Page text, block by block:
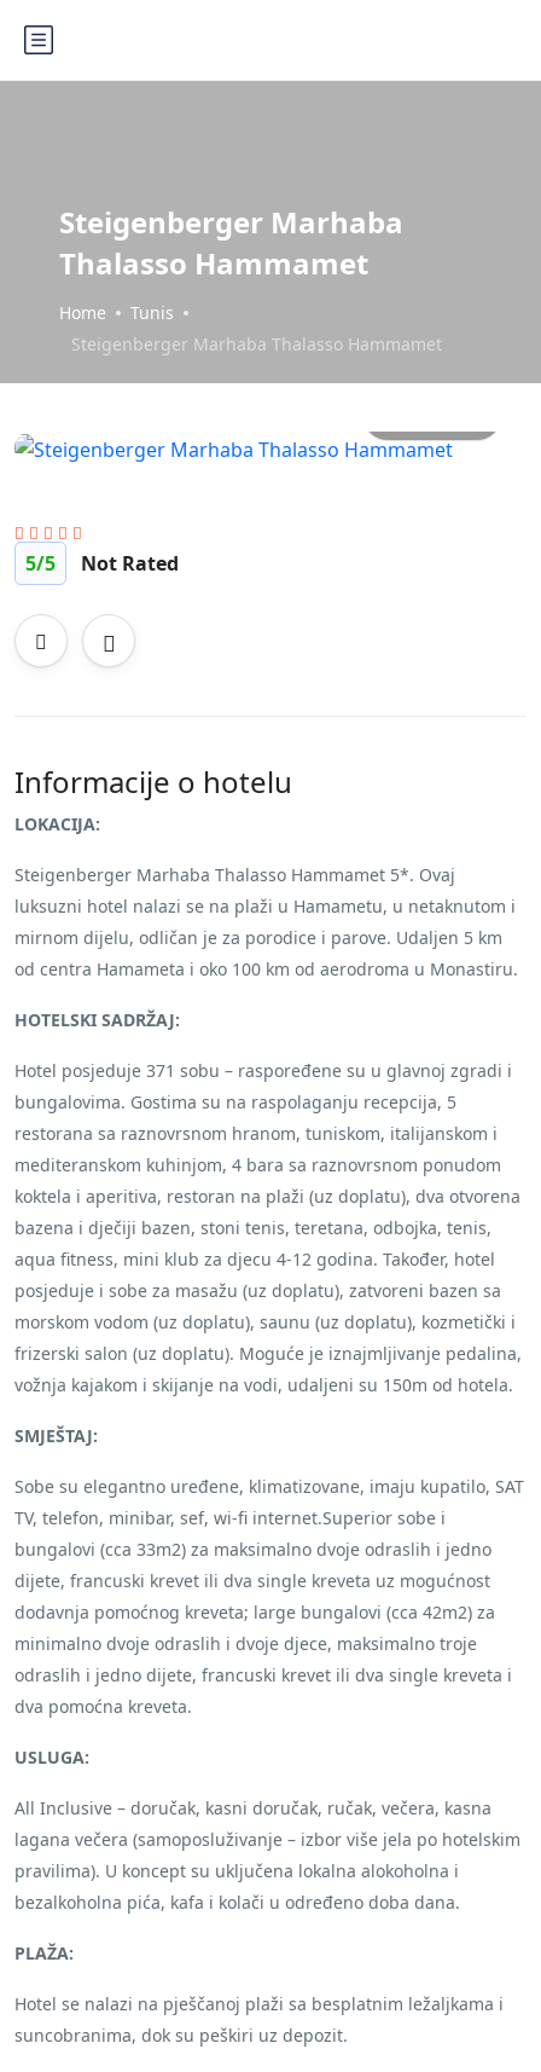
Steigenberger Marhaba
Thalasso Hammamet
Home
Tunis
Steigenberger Marhaba Thalasso Hammamet
5/5 Not Rated
Informacije o hotelu
LOKACIJA:
Steigenberger Marhaba Thalasso Hammamet 5*. Ovaj
luksuzni hotel nalazi se na plaži u Hamametu, u netaknutom i
mirnom dijelu, odličan je za porodice i parove. Udaljen 5 km
od centra Hamameta i oko 100 km od aerodroma u Monastiru.
HOTELSKI SADRŽAJ:
Hotel posjeduje 371 sobu – raspoređene su u glavnoj zgradi i
bungalovima. Gostima su na raspolaganju recepcija, 5
restorana sa raznovrsnom hranom, tuniskom, italijanskom i
mediteranskom kuhinjom, 4 bara sa raznovrsnom ponudom
koktela i aperitiva, restoran na plaži (uz doplatu), dva otvorena
bazena i dječiji bazen, stoni tenis, teretana, odbojka, tenis,
aqua fitness, mini klub za djecu 4-12 godina. Također, hotel
posjeduje i sobe za masažu (uz doplatu), zatvoreni bazen sa
morskom vodom (uz doplatu), saunu (uz doplatu), kozmetički i
frizerski salon (uz doplatu). Moguće je iznajmljivanje pedalina,
vožnja kajakom i skijanje na vodi, udaljeni su 150m od hotela.
SMJEŠTAJ:
Sobe su elegantno uređene, klimatizovane, imaju kupatilo, SAT
TV, telefon, minibar, sef, wi-fi internet.Superior sobe i
bungalovi (cca 33m2) za maksimalno dvoje odraslih i jedno
dijete, francuski krevet ili dva single kreveta uz mogućnost
dodavnja pomoćnog kreveta; large bungalovi (cca 42m2) za
minimalno dvoje odraslih i dvoje djece, maksimalno troje
odraslih i jedno dijete, francuski krevet ili dva single kreveta i
dva pomoćna kreveta.
USLUGA:
All Inclusive – doručak, kasni doručak, ručak, večera, kasna
lagana večera (samoposluživanje – izbor više jela po hotelskim
pravilima). U koncept su uključena lokalna alokoholna i
bezalkoholna pića, kafa i kolači u određeno doba dana.
PLAŽA:
Hotel se nalazi na pješčanoj plaži sa besplatnim ležaljkama i
suncobranima, dok su peškiri uz depozit.